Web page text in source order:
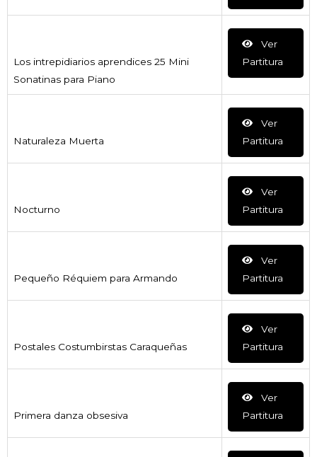
Los intrepidiarios aprendices 25 Mini
Sonatinas para Piano
Ver
Partitura
Naturaleza Muerta
Ver
Partitura
Nocturno
Ver
Partitura
Pequeño Réquiem para Armando
Ver
Partitura
Postales Costumbirstas Caraqueñas
Ver
Partitura
Primera danza obsesiva
Ver
Partitura